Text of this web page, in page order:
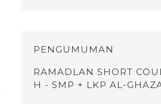
PENGUMUMAN
RAMADLAN SHORT
H - SMP + LKP AL-